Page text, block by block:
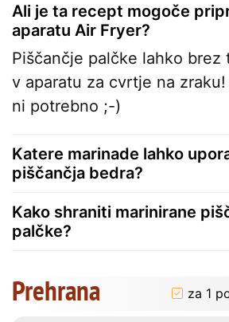
Ali je ta recept mogoče
aparatu Air Fryer?
Piščančje palčke lahko brez
v aparatu za cvrtje na
ni potrebno ;-)
Katere marinade lahko
piščančja bedra?
Kako shraniti marinirane
palčke?
Prehrana za 1